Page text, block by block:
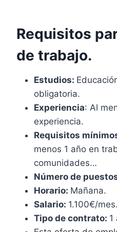
Requisitos
de trabajo.
Estudios:
obligatoria.
Experiencia: Al
experiencia.
Requisitos
menos 1 año en
comunidades…
Número de
Horario: Mañana.
Salario: 1.100€/mes.
Tipo de contrato: 1